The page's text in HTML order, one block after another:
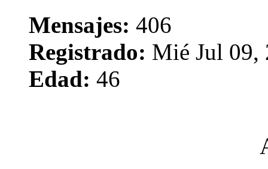
Mensajes: 406
Registrado: Mié Jul 09,
Edad: 46